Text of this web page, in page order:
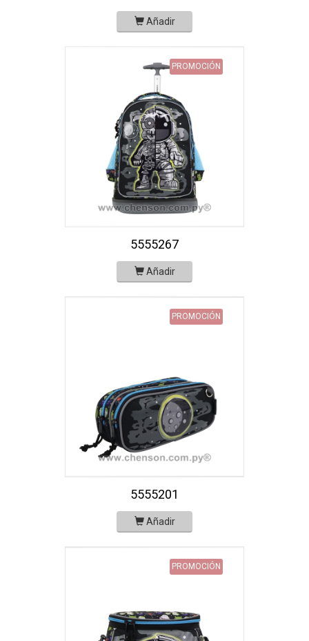
Añadir
PROMOCIÓN
5555267
Añadir
PROMOCIÓN
5555201
Añadir
PROMOCIÓN